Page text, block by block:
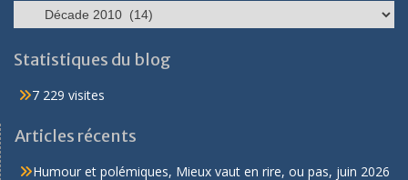
Catégories
Statistiques du blog
7 229 visites
Articles récents
Humour et polémiques, Mieux vaut en rire, ou pas, juin 2026